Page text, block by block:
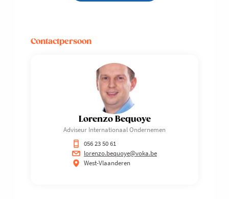
Contactpersoon
Lorenzo Bequoye
Adviseur Internationaal Ondernemen
056 23 50 61
lorenzo.bequoye@voka.be
West-Vlaanderen